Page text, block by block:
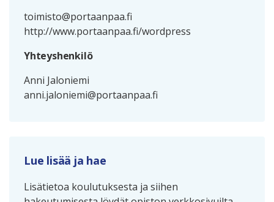
toimisto@portaanpaa.fi
http://www.portaanpaa.fi/wordpress
Yhteyshenkilö
Anni Jaloniemi
anni.jaloniemi@portaanpaa.fi
Lue lisää ja hae
Lisätietoa koulutuksesta ja siihen